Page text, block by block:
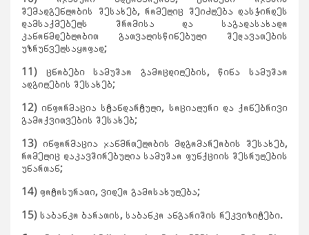
შემადგენლობის შესახებ, რომელიც შეიძლება დასჭირდეს
დამსაქმებელს შრომისა და საგადასახადო
კანონმდებლობით გათვალისწინებული შეღავათების
უზრუნველსაყოფად;
11) ცნობები სამუშაო გამოცდილების, წინა სამუშაო
ადგილების შესახებ;
12) ინფორმაცია სტანდარტული, სოციალური და ქონებრივი
გამოქვითვების შესახებ;
13) ინფორმაცია ჯანმრთელობის მდგომარეობის შესახებ,
რომელიც დაკავშირებულია სამუშაო ფუნქციის შესრულების
უნართან;
14) ფოტოსურათი, ვიდეო გამოსახულება;
15) საბანკო ბარათის, საბანკო ანგარიშის რეკვიზიტები.